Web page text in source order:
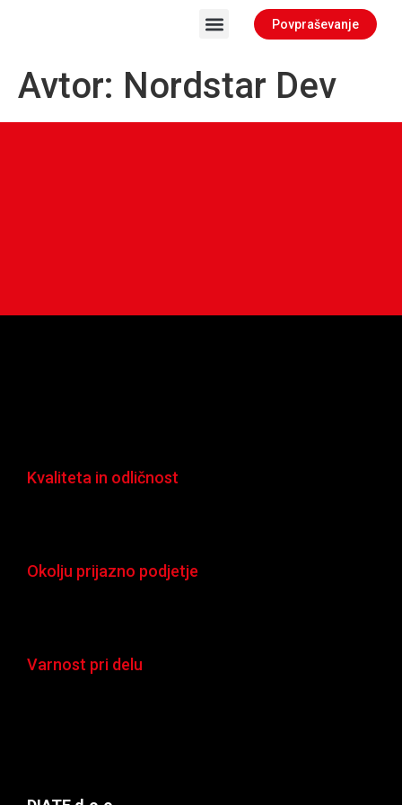
Povpraševanje
Avtor: Nordstar Dev
Kvaliteta in odličnost
Okolju prijazno podjetje
Varnost pri delu